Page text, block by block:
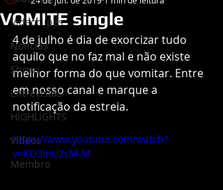
Videoclipes
Notícias
Shows
Entrevistas
HIGHLIGHTS
Vídeos
Membro
VOMITE single
4 de julho é dia de exorcizar tudo
aquilo que no faz mal e não existe
melhor forma do que vomitar. Entre
em nosso canal e marque a
notificação da estreia.
https://www.youtube.com/watch?
v=KO3lnU2sM-M